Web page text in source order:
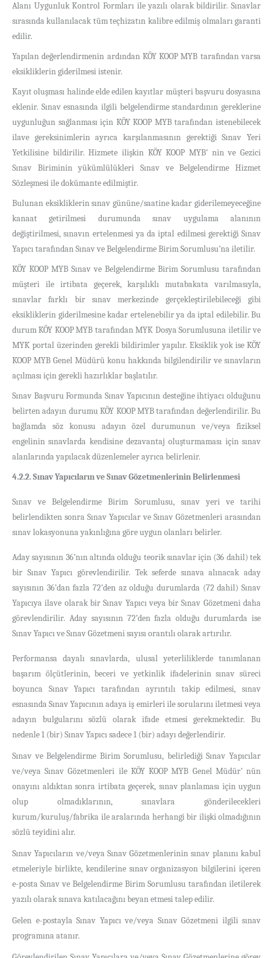
Alanı Uygunluk Kontrol Formları ile yazılı olarak bildirilir. Sınavlar
sırasında kullanılacak tüm teçhizatın kalibre edilmiş olmaları garanti
edilir.
Yapılan değerlendirmenin ardından KÖY KOOP MYB tarafından varsa
eksikliklerin giderilmesi istenir.
Kayıt oluşması halinde elde edilen kayıtlar müşteri başvuru dosyasına
eklenir. Sınav esnasında ilgili belgelendirme standardının gereklerine
uygunluğun sağlanması için KÖY KOOP MYB tarafından istenebilecek
ilave gereksinimlerin ayrıca karşılanmasının gerektiği Sınav Yeri
Yetkilisine bildirilir. Hizmete ilişkin KÖY KOOP MYB’ nin ve Gezici
Sınav Biriminin yükümlülükleri Sınav ve Belgelendirme Hizmet
Sözleşmesi ile dokümante edilmiştir.
Bulunan eksikliklerin sınav gününe/saatine kadar giderilemeyeceğine
kanaat getirilmesi durumunda sınav uygulama alanının
değiştirilmesi, sınavın ertelenmesi ya da iptal edilmesi gerektiği Sınav
Yapıcı tarafından Sınav ve Belgelendirme Birim Sorumlusu’na iletilir.
KÖY KOOP MYB Sınav ve Belgelendirme Birim Sorumlusu tarafından
müşteri ile irtibata geçerek, karşılıklı mutabakata varılmasıyla,
sınavlar farklı bir sınav merkezinde gerçekleştirilebileceği gibi
eksikliklerin giderilmesine kadar ertelenebilir ya da iptal edilebilir. Bu
durum KÖY KOOP MYB tarafından MYK Dosya Sorumlusuna iletilir ve
MYK portal üzerinden gerekli bildirimler yapılır. Eksiklik yok ise KÖY
KOOP MYB Genel Müdürü konu hakkında bilgilendirilir ve sınavların
açılması için gerekli hazırlıklar başlatılır.
Sınav Başvuru Formunda Sınav Yapıcının desteğine ihtiyacı olduğunu
belirten adayın durumu KÖY KOOP MYB tarafından değerlendirilir. Bu
bağlamda söz konusu adayın özel durumunun ve/veya fiziksel
engelinin sınavlarda kendisine dezavantaj oluşturmaması için sınav
alanlarında yapılacak düzenlemeler ayrıca belirlenir.
4.2.2. Sınav Yapıcıların ve Sınav Gözetmenlerinin Belirlenmesi
Sınav ve Belgelendirme Birim Sorumlusu, sınav yeri ve tarihi
belirlendikten sonra Sınav Yapıcılar ve Sınav Gözetmenleri arasından
sınav lokasyonuna yakınlığına göre uygun olanları belirler.
Aday sayısının 36’nın altında olduğu teorik sınavlar için (36 dahil) tek
bir Sınav Yapıcı görevlendirilir. Tek seferde sınava alınacak aday
sayısının 36’dan fazla 72’den az olduğu durumlarda (72 dahil) Sınav
Yapıcıya ilave olarak bir Sınav Yapıcı veya bir Sınav Gözetmeni daha
görevlendirilir. Aday sayısının 72’den fazla olduğu durumlarda ise
Sınav Yapıcı ve Sınav Gözetmeni sayısı orantılı olarak artırılır.
Performansa dayalı sınavlarda, ulusal yeterliliklerde tanımlanan
başarım ölçütlerinin, beceri ve yetkinlik ifadelerinin sınav süreci
boyunca Sınav Yapıcı tarafından ayrıntılı takip edilmesi, sınav
esnasında Sınav Yapıcının adaya iş emirleri ile sorularını iletmesi veya
adayın bulgularını sözlü olarak ifade etmesi gerekmektedir. Bu
nedenle 1 (bir) Sınav Yapıcı sadece 1 (bir) adayı değerlendirir.
Sınav ve Belgelendirme Birim Sorumlusu, belirlediği Sınav Yapıcılar
ve/veya Sınav Gözetmenleri ile KÖY KOOP MYB Genel Müdür’ nün
onayını aldıktan sonra irtibata geçerek, sınav planlaması için uygun
olup olmadıklarının, sınavlara gönderilecekleri
kurum/kuruluş/fabrika ile aralarında herhangi bir ilişki olmadığının
sözlü teyidini alır.
Sınav Yapıcıların ve/veya Sınav Gözetmenlerinin sınav planını kabul
etmeleriyle birlikte, kendilerine sınav organizasyon bilgilerini içeren
e-posta Sınav ve Belgelendirme Birim Sorumlusu tarafından iletilerek
yazılı olarak sınava katılacağını beyan etmesi talep edilir.
Gelen e-postayla Sınav Yapıcı ve/veya Sınav Gözetmeni ilgili sınav
programına atanır.